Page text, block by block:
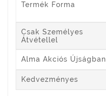
Termék Forma
Csak Személyes
Átvétellel
Alma Akciós Újságban
Kedvezményes